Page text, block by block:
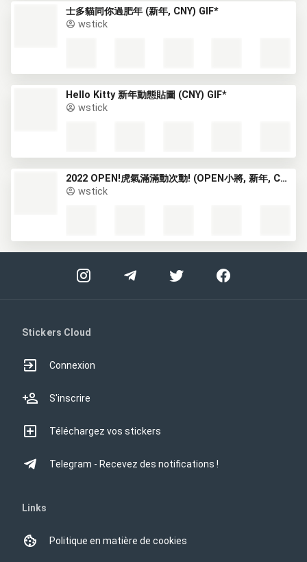
士多貓同你過肥年 (新年, CNY) GIF*
wstick
Hello Kitty 新年動態貼圖 (CNY) GIF*
wstick
2022 OPEN!虎氣滿滿動次動! (OPEN小將, 新年, CNY) GIF*
wstick
Stickers Cloud
Connexion
S'inscrire
Téléchargez vos stickers
Telegram - Recevez des notifications !
Links
Politique en matière de cookies